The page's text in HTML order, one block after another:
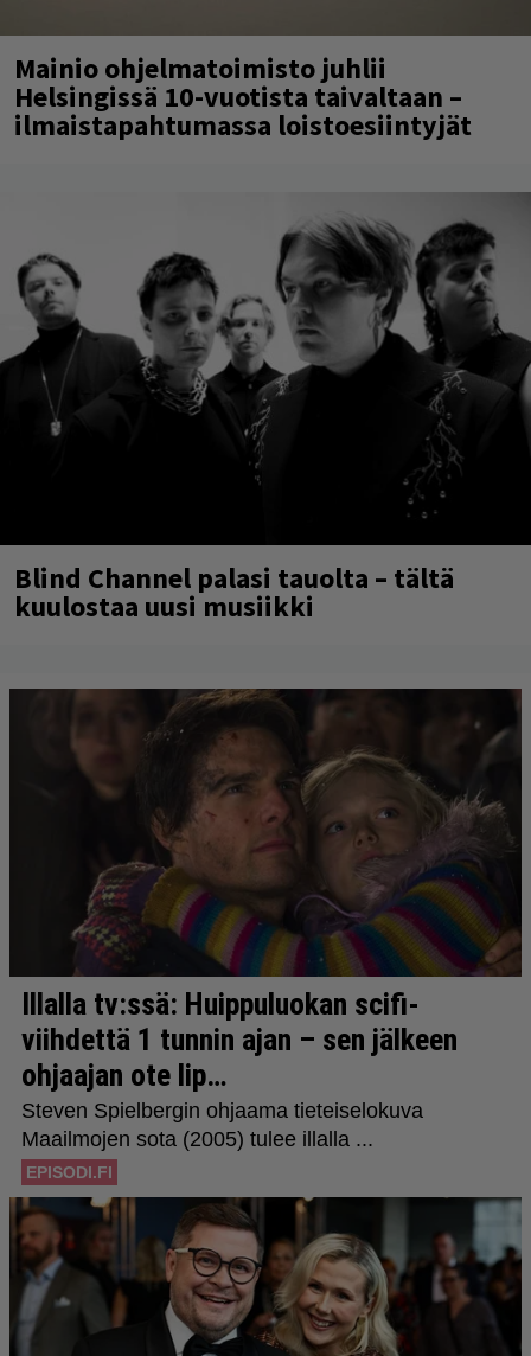
Mainio ohjelmatoimisto juhlii
Helsingissä 10-vuotista taivaltaan –
ilmaistapahtumassa loistoesiintyjät
Blind Channel palasi tauolta – tältä
kuulostaa uusi musiikki